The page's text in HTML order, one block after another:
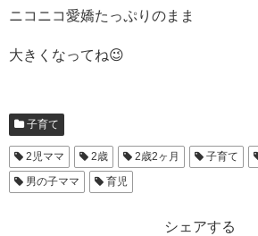
ニコニコ愛嬌たっぷりのまま
大きくなってね😉
子育て
2児ママ 2歳 2歳2ヶ月 子育て
男の子ママ
育児
シェアする